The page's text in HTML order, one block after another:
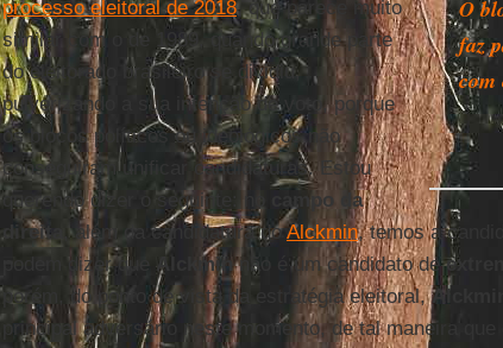
O
faz
processo eleitoral de 2018, que parece muito
similar com o de 1989, quando grande parte
do eleitorado brasileiro se dividiu,
pulverizando a sua intenção de voto, porque
os blocos políticos ou ideológicos não
conseguiram unificar candidaturas. Estou
querendo dizer o seguinte: no
campo da
direita
, além da candidatura doAlckmin, temos a
podem dizer que Alckminnão é um candidato de
porém, do ponto de vista da estratégia eleitoral,Alckmin
principal adversário neste momento, de tal maneira